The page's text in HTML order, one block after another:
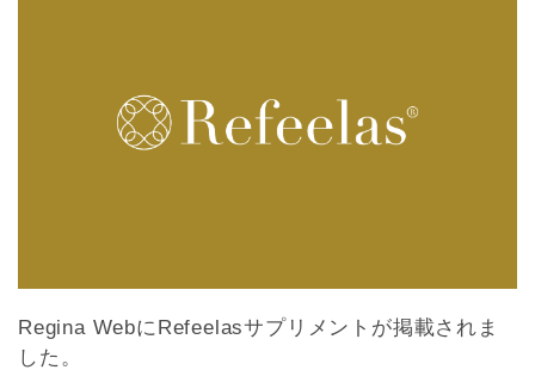
Regina WebにRefeelasサプリメントが掲載されま
した。